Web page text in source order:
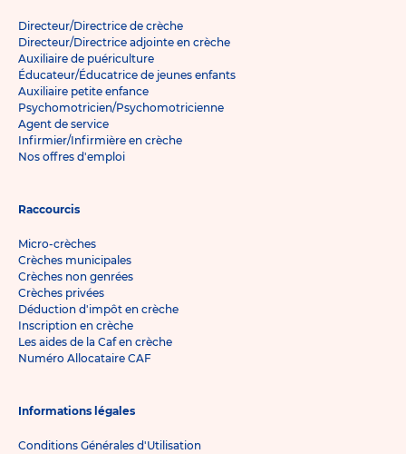
Directeur/Directrice de crèche
Directeur/Directrice adjointe en crèche
Auxiliaire de puériculture
Éducateur/Éducatrice de jeunes enfants
Auxiliaire petite enfance
Psychomotricien/Psychomotricienne
Agent de service
Infirmier/Infirmière en crèche
Nos offres d'emploi
Raccourcis
Micro-crèches
Crèches municipales
Crèches non genrées
Crèches privées
Déduction d'impôt en crèche
Inscription en crèche
Les aides de la Caf en crèche
Numéro Allocataire CAF
Informations légales
Conditions Générales d'Utilisation